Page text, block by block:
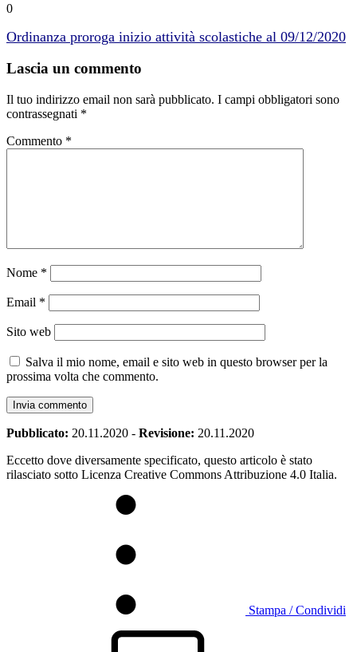
0
Ordinanza proroga inizio attività scolastiche al 09/12/2020
Lascia un commento
Il tuo indirizzo email non sarà pubblicato. I campi obbligatori sono
contrassegnati *
Commento *
Nome *
Email *
Sito web
Salva il mio nome, email e sito web in questo browser per la
prossima volta che commento.
Pubblicato: 20.11.2020 - Revisione: 20.11.2020
Eccetto dove diversamente specificato, questo articolo è stato
rilasciato sotto Licenza Creative Commons Attribuzione 4.0 Italia.
Stampa / Condividi